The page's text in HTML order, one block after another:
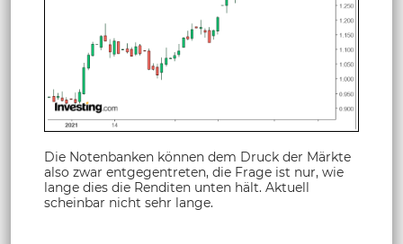
Die Notenbanken können dem Druck der Märkte
also zwar entgegentreten, die Frage ist nur, wie
lange dies die Renditen unten hält. Aktuell
scheinbar nicht sehr lange.